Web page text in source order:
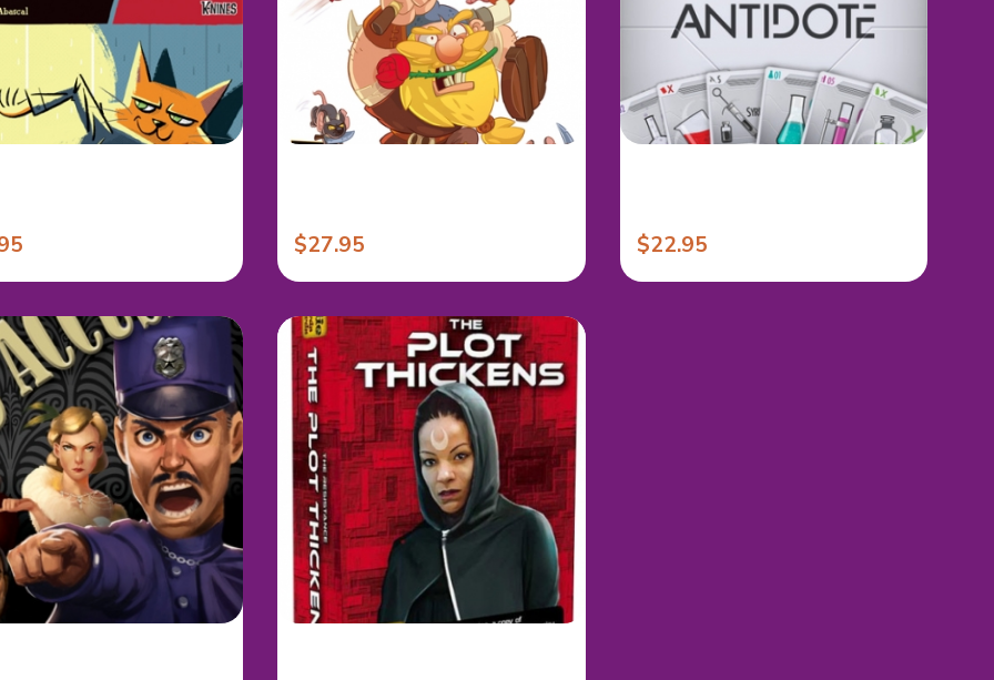
$27.95 $22.95